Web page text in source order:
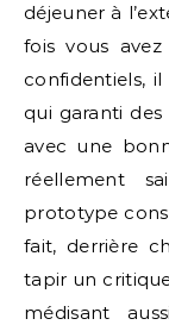
déjeuner à
fois vous
confidentiels,
qui garanti
avec une
réellement
prototype
fait, derrière
tapir un
médisant